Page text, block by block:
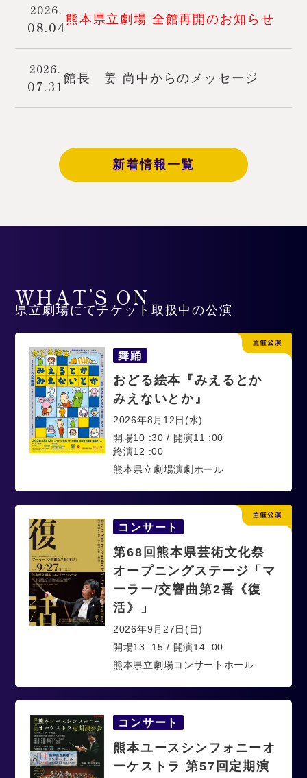
2026.
08.04熊本県立劇場 全館再開のお知らせ
2026.
07.31 館長 姜 尚中からのメッセージ
新着情報一覧
WHAT’S ON
県立劇場にてチケット取扱中の公演
舞踊
おどる絵本『みえるとか
みえないとか』
2026年8月12日(水)
開場10 :30 / 開演11 :00
終演12 :00
熊本県立劇場演劇ホール
コンサート
第68回熊本県芸術文化祭
オープニングステージ「マ
ーラー/交響曲第2番《復
活》」
2026年9月27日(日)
開場13 :15 / 開演14 :00
熊本県立劇場コンサートホール
コンサート
熊本ユースシンフォニーオ
ーケストラ 第57回定期演